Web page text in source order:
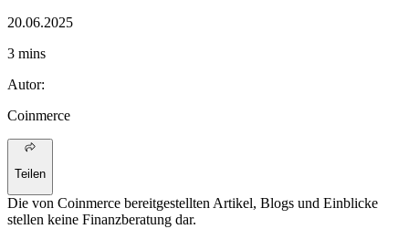
20.06.2025
3 mins
Autor:
Coinmerce
Teilen
Die von Coinmerce bereitgestellten Artikel, Blogs und Einblicke
stellen keine Finanzberatung dar.